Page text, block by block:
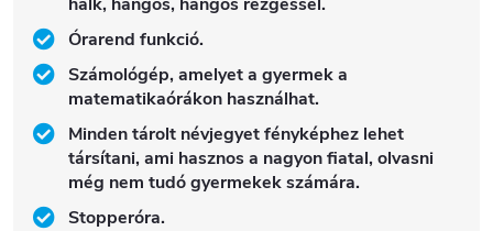
Órarend funkció.
Számológép, amelyet a gyermek a
matematikaórákon használhat.
Minden tárolt névjegyet fényképhez lehet
társítani, ami hasznos a nagyon fiatal, olvasni
még nem tudó gyermekek számára.
Stopperóra.